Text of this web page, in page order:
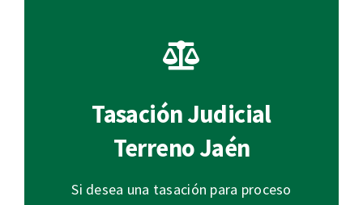
Tasación Judicial
Terreno Jaén
Si desea una tasación para proceso